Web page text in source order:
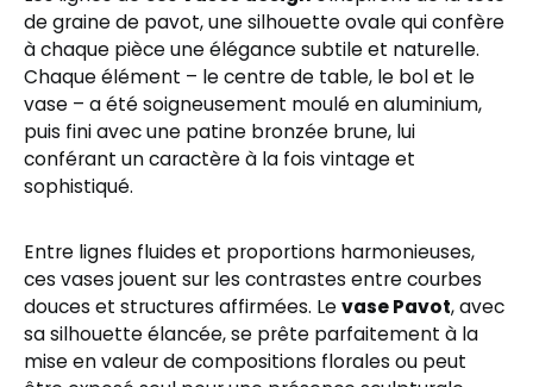
de graine de pavot, une silhouette ovale qui confère
à chaque pièce une élégance subtile et naturelle.
Chaque élément – le centre de table, le bol et le
vase – a été soigneusement moulé en aluminium,
puis fini avec une patine bronzée brune, lui
conférant un caractère à la fois vintage et
sophistiqué.
Entre lignes fluides et proportions harmonieuses,
ces vases jouent sur les contrastes entre courbes
douces et structures affirmées. Levase Pavot, avec
sa silhouette élancée, se prête parfaitement à la
mise en valeur de compositions florales ou peut